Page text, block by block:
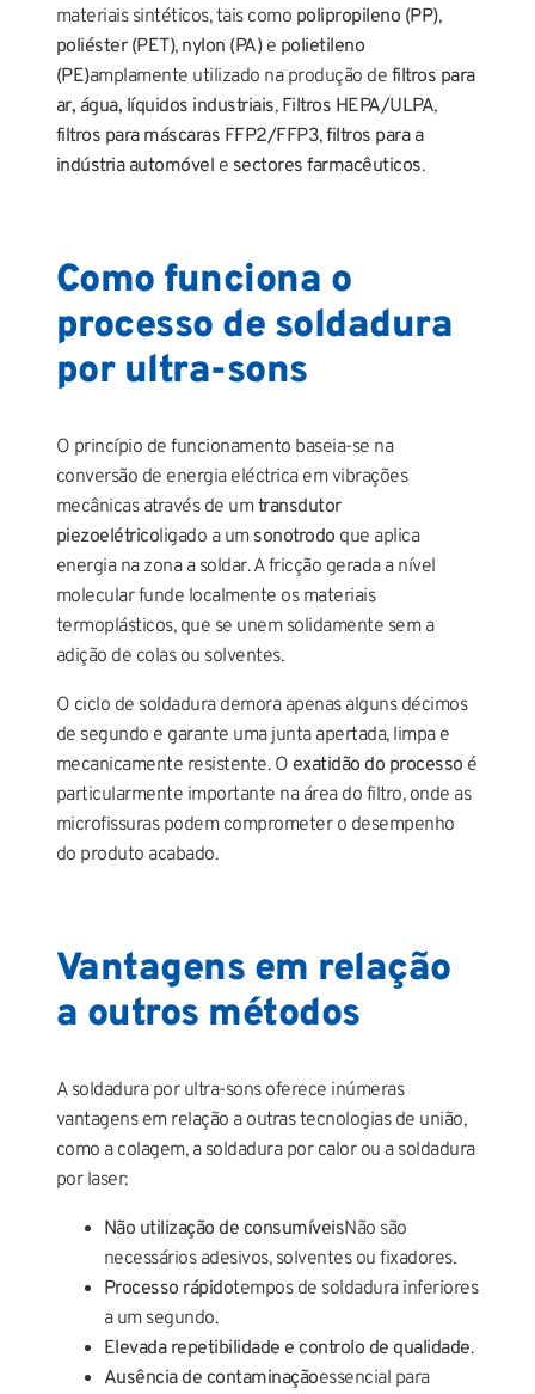
materiais sintéticos, tais como polipropileno (PP),
poliéster (PET), nylon (PA)e polietileno
(PE)amplamente utilizado na produção de filtros para
ar, água, líquidos industriais, Filtros HEPA/ULPA,
filtros para máscaras FFP2/FFP3,filtros para a
indústria automóvel e sectores farmacêuticos.
Como funciona o
processo de soldadura
por ultra-sons
O princípio de funcionamento baseia-se na
conversão de energia eléctrica em vibrações
mecânicas através de umtransdutor
piezoelétricoligado a um sonotrodo que aplica
energia na zona a soldar. A fricção gerada a nível
molecular funde localmente os materiais
termoplásticos, que se unem solidamente sem a
adição de colas ou solventes.
O ciclo de soldadura demora apenas alguns décimos
de segundo e garante uma junta apertada, limpa e
mecanicamente resistente. O exatidão do processo é
particularmente importante na área do filtro, onde as
microfissuras podem comprometer o desempenho
do produto acabado.
Vantagens em relação
a outros métodos
A soldadura por ultra-sons oferece inúmeras
vantagens em relação a outras tecnologias de união,
como a colagem, a soldadura por calor ou a soldadura
por laser:
Não utilização de consumíveisNão são
necessários adesivos, solventes ou fixadores.
Processo rápidotempos de soldadura inferiores
a um segundo.
Elevada repetibilidade e controlo de qualidade.
Ausência de contaminaçãoessencial para